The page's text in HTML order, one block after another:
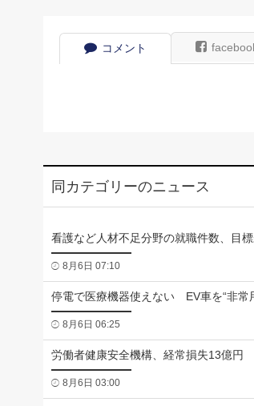
コメント
同カテゴリーのニュース
看護など人材不足分野の就職件数、目
8月6日 07:10
停電で医療機器使えない EV車を“非常
8月6日 06:25
労働者健康安全機構、経常損失13億円
8月6日 03:00